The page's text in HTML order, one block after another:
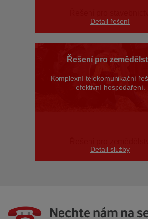
Detail řešení
Řešení pro
Komplexní telekomunikační
efektivní hospodaření.
Detail služby
Nechte nám na